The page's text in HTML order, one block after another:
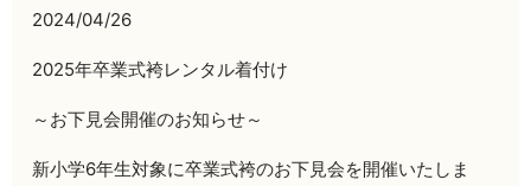
2024/04/26
2025年卒業式袴レンタル着付け
～お下見会開催のお知らせ～
新小学6年生対象に卒業式袴のお下見会を開催いたしま